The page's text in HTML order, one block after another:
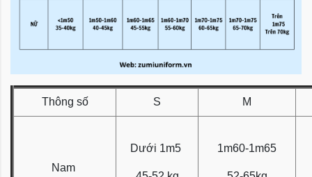
Thông số S M
Nam
Dưới 1m5 1m60-1m65